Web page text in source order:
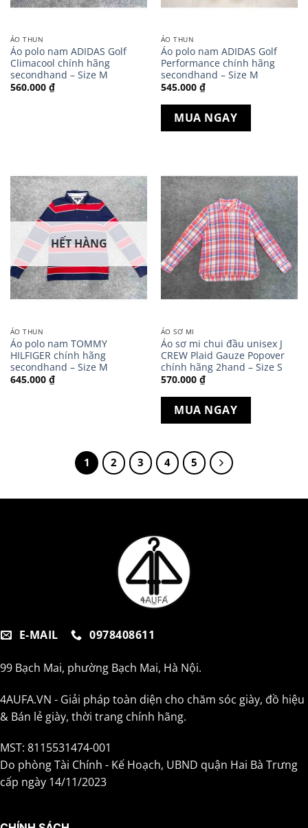
ÁO THUN
Áo polo nam ADIDAS Golf
Climacool chính hãng
secondhand – Size M
560.000 ₫
ÁO THUN
Áo polo nam ADIDAS Golf
Performance chính hãng
secondhand – Size M
545.000 ₫
MUA NGAY
HẾT HÀNG
ÁO THUN
Áo polo nam TOMMY
HILFIGER chính hãng
secondhand – Size M
645.000 ₫
ÁO SƠ MI
Áo sơ mi chui đầu unisex J
CREW Plaid Gauze Popover
chính hãng 2hand – Size S
570.000 ₫
MUA NGAY
1 2 3 4 5
E-MAIL 0978408611
99 Bạch Mai, phường Bạch Mai, Hà Nội.
4AUFA.VN - Giải pháp toàn diện cho chăm sóc giày, đồ hiệu
& Bán lẻ giày, thời trang chính hãng.
MST: 8115531474-001
Do phòng Tài Chính - Kế Hoạch, UBND quận Hai Bà Trưng
cấp ngày 14/11/2023